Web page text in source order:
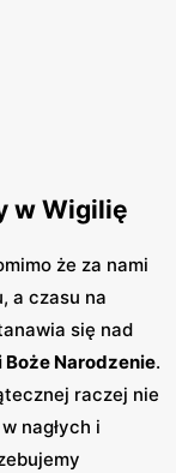
w Wigilię
że za nami
a czasu na
się nad
Narodzenie.
raczej nie
nagłych i